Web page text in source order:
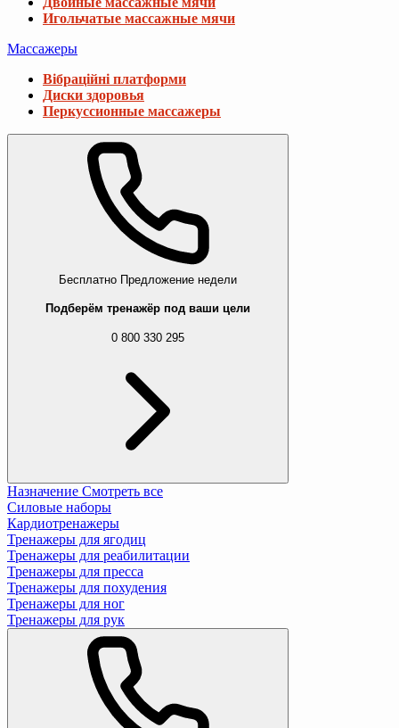
Игольчатые массажные мячи
Массажеры
Вібраційні платформи
Диски здоровья
Перкуссионные массажеры
Бесплатно Предложение недели
Подберём тренажёр под ваши цели
0 800 330 295
Назначение Смотреть все
Силовые наборы
Кардиотренажеры
Тренажеры для ягодиц
Тренажеры для реабилитации
Тренажеры для пресса
Тренажеры для похудения
Тренажеры для ног
Тренажеры для рук